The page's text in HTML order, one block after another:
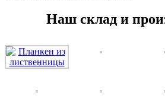
Наш склад и